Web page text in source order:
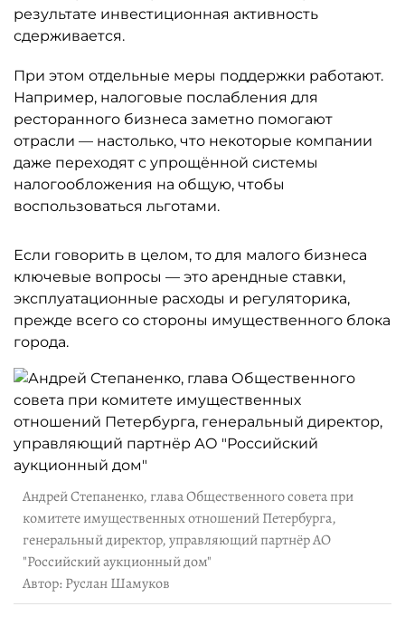
результате инвестиционная активность
сдерживается.
При этом отдельные меры поддержки работают.
Например, налоговые послабления для
ресторанного бизнеса заметно помогают
отрасли — настолько, что некоторые компании
даже переходят с упрощённой системы
налогообложения на общую, чтобы
воспользоваться льготами.
Если говорить в целом, то для малого бизнеса
ключевые вопросы — это арендные ставки,
эксплуатационные расходы и регуляторика,
прежде всего со стороны имущественного блока
города.
Андрей Степаненко, глава Общественного совета при
комитете имущественных отношений Петербурга,
генеральный директор, управляющий партнёр АО
"Российский аукционный дом"
Автор: Руслан Шамуков